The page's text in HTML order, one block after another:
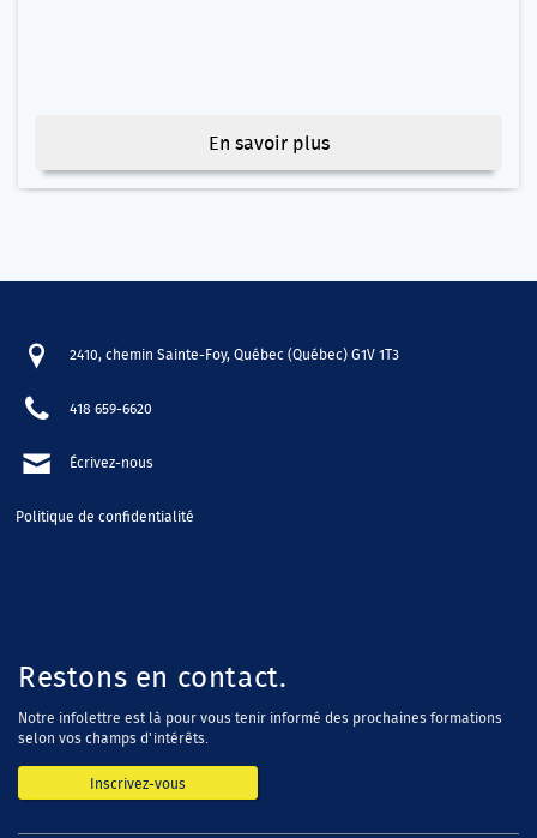
En savoir plus
2410, chemin Sainte-Foy, Québec (Québec) G1V 1T3
418 659-6620
Écrivez-nous
Politique de confidentialité
Restons en contact.
Notre infolettre est là pour vous tenir informé des prochaines formations
selon vos champs d'intérêts.
Inscrivez-vous